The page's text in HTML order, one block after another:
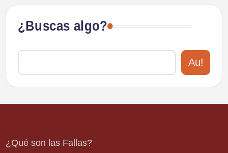
¿Buscas algo?
Au!
¿Qué son las Fallas?